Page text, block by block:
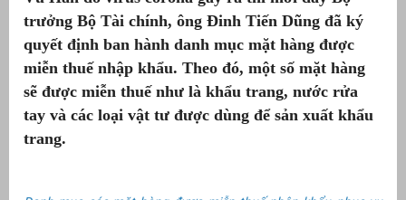
trưởng Bộ Tài chính, ông Đinh Tiến Dũng đã ký
quyết định ban hành danh mục mặt hàng được
miễn thuế nhập khẩu. Theo đó, một số mặt hàng
sẽ được miễn thuế như là khẩu trang, nước rửa
tay và các loại vật tư được dùng để sản xuất khẩu
trang.